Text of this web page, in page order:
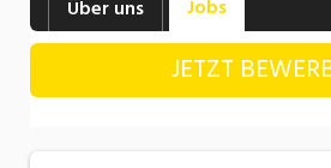
Industrie, Maschinenbau,
Produktion
Informatik,
Über uns Jobs
JETZT